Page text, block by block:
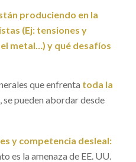
produciendo en la
(Ej: tensiones y
metal…) y qué desafíos
que enfrenta toda la
pueden abordar desde
y competencia desleal:
es la amenaza de EE. UU.